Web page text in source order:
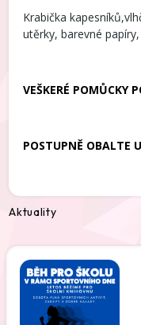
Krabička
utěrky, barevné
VEŠKERÉ POMŮCKY
POSTUPNĚ OBALTE
Aktuality